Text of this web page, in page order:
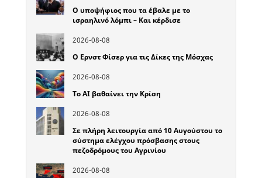
Ο υποψήφιος που τα έβαλε με το
ισραηλινό λόμπι – Και κέρδισε
2026-08-08
Ο Ερνστ Φίσερ για τις Δίκες της Μόσχας
2026-08-08
Το ΑΙ βαθαίνει την Κρίση
2026-08-08
Σε πλήρη λειτουργία από 10 Αυγούστου το
σύστημα ελέγχου πρόσβασης στους
πεζοδρόμους του Αγρινίου
2026-08-08